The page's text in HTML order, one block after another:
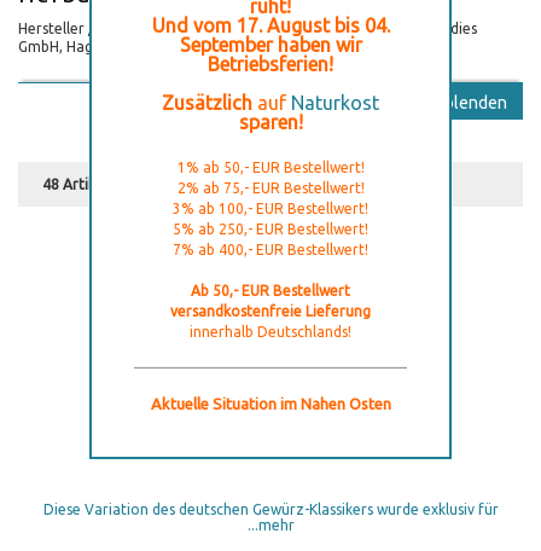
ruht!
Und vom 17. August bis 04.
September haben wir
Betriebsferien!
Zusätzlich auf Naturkost
sparen!
1% ab 50,- EUR Bestellwert!
2% ab 75,- EUR Bestellwert!
3% ab 100,- EUR Bestellwert!
5% ab 250,- EUR Bestellwert!
7% ab 400,- EUR Bestellwert!
Ab 50,- EUR Bestellwert
versandkostenfreie Lieferung
innerhalb Deutschlands!
Aktuelle Situation im Nahen Osten
Hersteller / Produzent / Inverkehrbringer: Herbaria Kräuterparadies
GmbH, Hagnbergstraße 12, 83730 Fischbachau, Deutschland
Ausblenden
48 Artikel Galerie
Diese Variation des deutschen Gewürz-Klassikers wurde exklusiv für
...mehr